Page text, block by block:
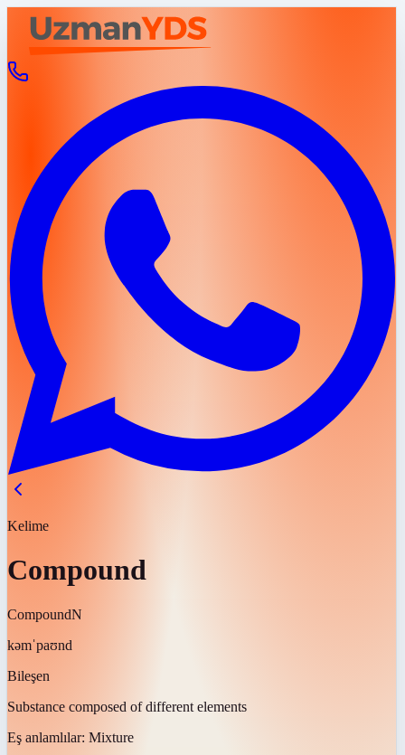
Kelime
Compound
CompoundN
kəmˈpaʊnd
Bileşen
Substance composed of different elements
Eş anlamlılar: Mixture